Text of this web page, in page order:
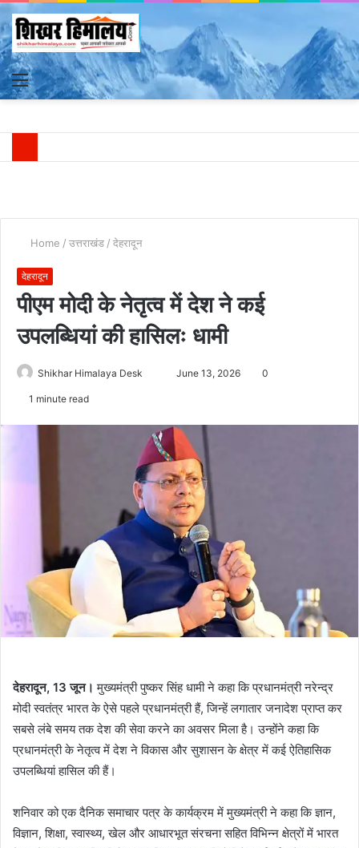
Menu
Home / उत्तराखंड / देहरादून
देहरादून
पीएम मोदी के नेतृत्व में देश ने कई
उपलब्धियां की हासिलः धामी
Shikhar Himalaya Desk
SendJune 13, 2026 0
1 minute read
देहरादून, 13 जून। मुख्यमंत्री पुष्कर सिंह धामी ने कहा कि प्रधानमंत्री नरेन्द्र
मोदी स्वतंत्र भारत के ऐसे पहले प्रधानमंत्री हैं, जिन्हें लगातार जनादेश प्राप्त कर
सबसे लंबे समय तक देश की सेवा करने का अवसर मिला है। उन्होंने कहा कि
प्रधानमंत्री के नेतृत्व में देश ने विकास और सुशासन के क्षेत्र में कई ऐतिहासिक
उपलब्धियां हासिल की हैं।
शनिवार को एक दैनिक समाचार पत्र के कार्यक्रम में मुख्यमंत्री ने कहा कि ज्ञान,
विज्ञान, शिक्षा, स्वास्थ्य, खेल और आधारभूत संरचना सहित विभिन्न क्षेत्रों में भारत